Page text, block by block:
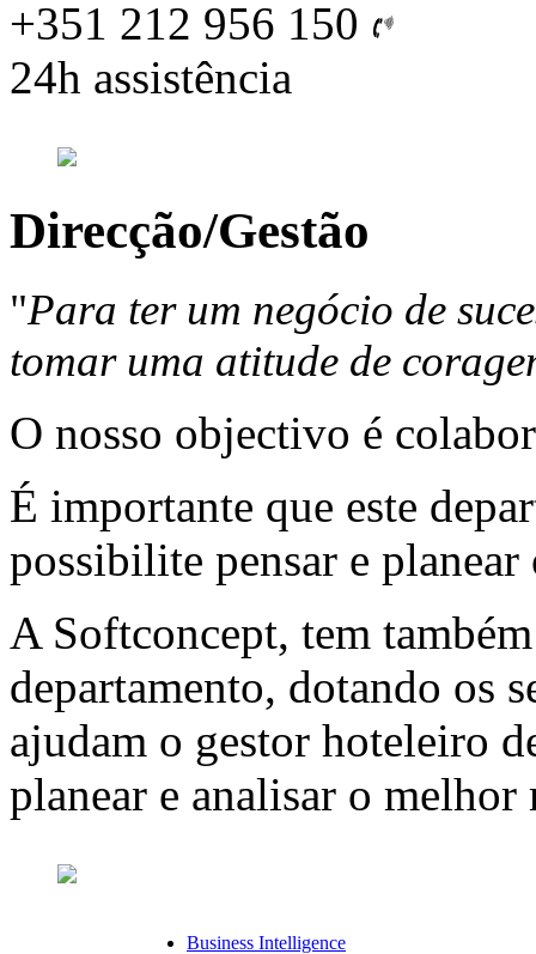
+351 212 956 150
24h assistência
Direcção/Gestão
"Para ter um negócio de
tomar uma atitude de
O nosso objectivo é
É importante que este
possibilite pensar e planear
A Softconcept, tem
departamento, dotando os
ajudam o gestor hoteleiro
planear e analisar o melhor
Business Intelligence